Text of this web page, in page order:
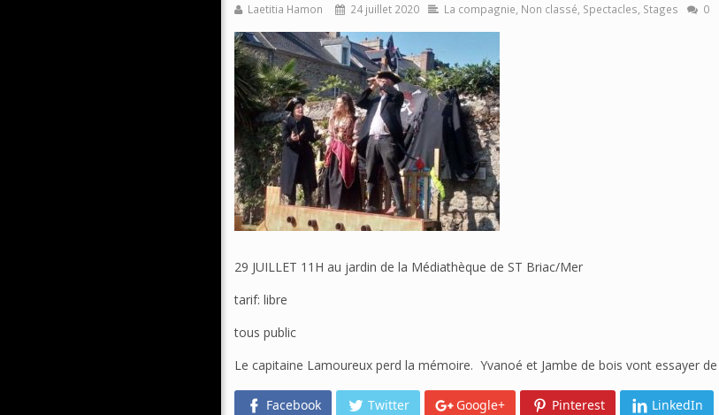
Laetitia Hamon 24 juillet 2020 La compagnie Non classé Spectacles Stages 0
29 JUILLET 11H au jardin de la Médiathèque de ST Briac/Mer
tarif: libre
tous public
Le capitaine Lamoureux perd la mémoire. Yvanoé et Jambe de bois vont essayer
Facebook Twitter Google+ Pinterest LinkedIn